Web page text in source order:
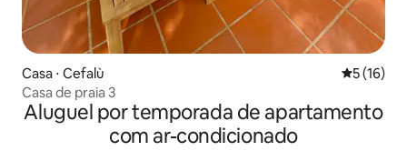
Casa ⋅ Cefalù 5 de uma
5 (16)
Casa de praia 3
Aluguel por temporada de apartamento
com ar-condicionado